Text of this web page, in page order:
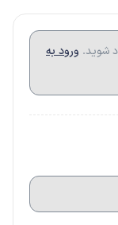
شوید. ورود به